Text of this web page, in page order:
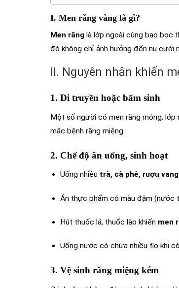
I. Men răng vàng là gì?
Men răng là lớp ngoài cùng bao bọc
đó không chỉ ảnh hưởng đến nụ cười
II. Nguyên nhân khiến
1. Di truyền hoặc bẩm sinh
Một số người có men răng mỏng, lớp
mắc bệnh răng miệng.
2. Chế độ ăn uống, sinh hoạt
Uống nhiều trà, cà phê, rượu
Ăn thực phẩm có màu đậm (nước
Hút thuốc lá, thuốc lào khiến men
Uống nước có chứa nhiều flo khi
3. Vệ sinh răng miệng kém